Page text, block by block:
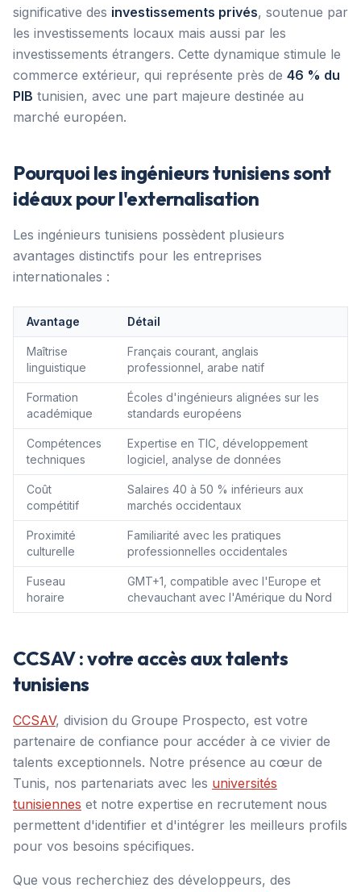
significative des investissements privés, soutenue par
les investissements locaux mais aussi par les
investissements étrangers. Cette dynamique stimule le
commerce extérieur, qui représente près de 46 % du
PIB tunisien, avec une part majeure destinée au
marché européen.
Pourquoi les ingénieurs tunisiens sont
idéaux pour l'externalisation
Les ingénieurs tunisiens possèdent plusieurs
avantages distinctifs pour les entreprises
internationales :
Avantage Détail
Maîtrise
linguistique
Français courant, anglais
professionnel, arabe natif
Formation
académique
Écoles d'ingénieurs alignées sur les
standards européens
Compétences
techniques
Expertise en TIC, développement
logiciel, analyse de données
Coût
compétitif
Salaires 40 à 50 % inférieurs aux
marchés occidentaux
Proximité
culturelle
Familiarité avec les pratiques
professionnelles occidentales
Fuseau
horaire
GMT+1, compatible avec l'Europe et
chevauchant avec l'Amérique du Nord
CCSAV : votre accès aux talents
tunisiens
CCSAV, division du Groupe Prospecto, est votre
partenaire de confiance pour accéder à ce vivier de
talents exceptionnels. Notre présence au cœur de
Tunis, nos partenariats avec les universités
tunisiennes et notre expertise en recrutement nous
permettent d'identifier et d'intégrer les meilleurs profils
pour vos besoins spécifiques.
Que vous recherchiez des développeurs, des